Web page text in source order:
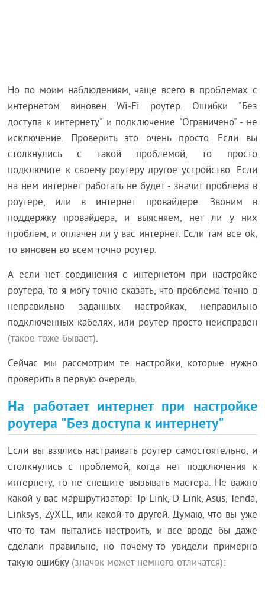
Но по моим наблюдениям, чаще всего в проблемах с
интернетом виновен Wi-Fi роутер. Ошибки "Без
доступа к интернету" и подключение "Ограничено" - не
исключение. Проверить это очень просто. Если вы
столкнулись с такой проблемой, то просто
подключите к своему роутеру другое устройство. Если
на нем интернет работать не будет - значит проблема в
роутере, или в интернет провайдере. Звоним в
поддержку провайдера, и выясняем, нет ли у них
проблем, и оплачен ли у вас интернет. Если там все ok,
то виновен во всем точно роутер.
А если нет соединения с интернетом при настройке
роутера, то я могу точно сказать, что проблема точно в
неправильно заданных настройках, неправильно
подключенных кабелях, или роутер просто неисправен
(такое тоже бывает).
Сейчас мы рассмотрим те настройки, которые нужно
проверить в первую очередь.
На работает интернет при настройке
роутера "Без доступа к интернету"
Если вы взялись настраивать роутер самостоятельно, и
столкнулись с проблемой, когда нет подключения к
интернету, то не спешите вызывать мастера. Не важно
какой у вас маршрутизатор: Tp-Link, D-Link, Asus, Tenda,
Linksys, ZyXEL, или какой-то другой. Думаю, что вы уже
что-то там пытались настроить, и все вроде бы даже
сделали правильно, но почему-то увидели примерно
такую ошибку (значок может немного отличатся):